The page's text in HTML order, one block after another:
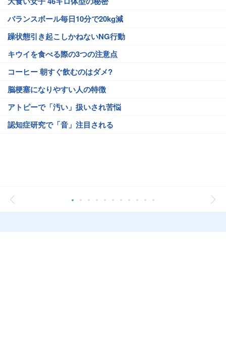
バランスボール毎日10分で20kg減
躁状態引き起こしかねないNG行動
キウイを食べる際の3つの注意点
コーヒー 朝すぐ飲むのはダメ?
脳梗塞になりやすい人の特徴
アトピーで「汚い」扱いされ苦悩
認知症研究で「音」注目される